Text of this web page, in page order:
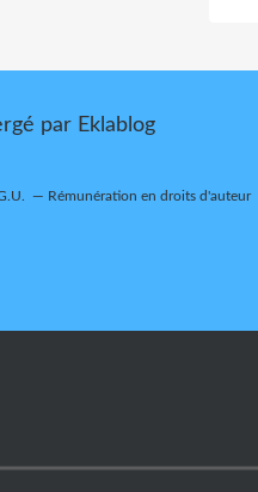
par Eklablog
Rémunération en droits d'auteur